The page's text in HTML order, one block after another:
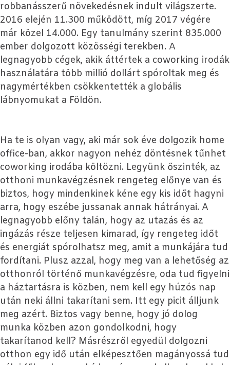
robbanásszerű növekedésnek indult világszerte.
2016 elején 11.300 működött, míg 2017 végére
már közel 14.000. Egy tanulmány szerint 835.000
ember dolgozott közösségi terekben. A
legnagyobb cégek, akik áttértek a coworking irodák
használatára több millió dollárt spóroltak meg és
nagymértékben csökkentették a globális
lábnyomukat a Földön.
Ha te is olyan vagy, aki már sok éve dolgozik home
office-ban, akkor nagyon nehéz döntésnek tűnhet
coworking irodába költözni. Legyünk őszinték, az
otthoni munkavégzésnek rengeteg előnye van és
biztos, hogy mindenkinek kéne egy kis időt hagyni
arra, hogy eszébe jussanak annak hátrányai. A
legnagyobb előny talán, hogy az utazás és az
ingázás része teljesen kimarad, így rengeteg időt
és energiát spórolhatsz meg, amit a munkájára tud
fordítani. Plusz azzal, hogy meg van a lehetőség az
otthonról történő munkavégzésre, oda tud figyelni
a háztartásra is közben, nem kell egy húzós nap
után neki állni takarítani sem. Itt egy picit álljunk
meg azért. Biztos vagy benne, hogy jó dolog
munka közben azon gondolkodni, hogy
takarítanod kell? Másrészről egyedül dolgozni
otthon egy idő után elképesztően magányossá tud